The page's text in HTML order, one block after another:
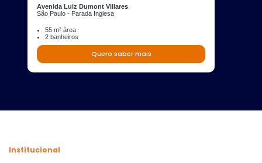
Avenida Luiz Dumont Villares
São Paulo - Parada Inglesa
55 m² área
2 banheiros
Quero saber mais
Institucional